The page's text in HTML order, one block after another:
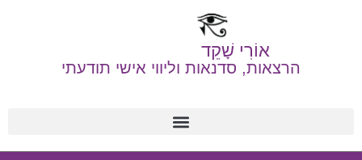
אוֹרִי שָׁקֵד
הרצאות, סדנאות וליווי אישי תודעתי